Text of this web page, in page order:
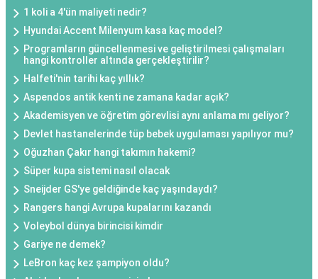
1 koli a 4'ün maliyeti nedir?
Hyundai Accent Milenyum kasa kaç model?
Programların güncellenmesi ve geliştirilmesi çalışmaları
hangi kontroller altında gerçekleştirilir?
Halfeti'nin tarihi kaç yıllık?
Aspendos antik kenti ne zamana kadar açık?
Akademisyen ve öğretim görevlisi aynı anlama mı geliyor?
Devlet hastanelerinde tüp bebek uygulaması yapılıyor mu?
Oğuzhan Çakır hangi takımın hakemi?
Süper kupa sistemi nasıl olacak
Sneijder GS'ye geldiğinde kaç yaşındaydı?
Rangers hangi Avrupa kupalarını kazandı
Voleybol dünya birincisi kimdir
Gariye ne demek?
LeBron kaç kez şampiyon oldu?